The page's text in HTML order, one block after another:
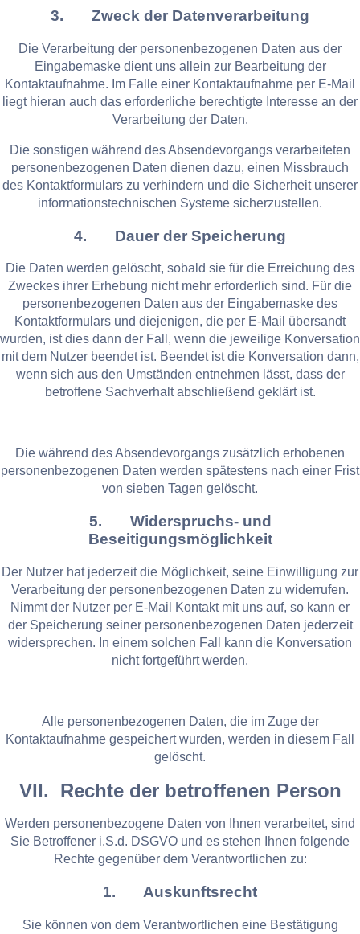
3. Zweck der Datenverarbeitung
Die Verarbeitung der personenbezogenen Daten aus der
Eingabemaske dient uns allein zur Bearbeitung der
Kontaktaufnahme. Im Falle einer Kontaktaufnahme per E-Mail
liegt hieran auch das erforderliche berechtigte Interesse an der
Verarbeitung der Daten.
Die sonstigen während des Absendevorgangs verarbeiteten
personenbezogenen Daten dienen dazu, einen Missbrauch
des Kontaktformulars zu verhindern und die Sicherheit unserer
informationstechnischen Systeme sicherzustellen.
4. Dauer der Speicherung
Die Daten werden gelöscht, sobald sie für die Erreichung des
Zweckes ihrer Erhebung nicht mehr erforderlich sind. Für die
personenbezogenen Daten aus der Eingabemaske des
Kontaktformulars und diejenigen, die per E-Mail übersandt
wurden, ist dies dann der Fall, wenn die jeweilige Konversation
mit dem Nutzer beendet ist. Beendet ist die Konversation dann,
wenn sich aus den Umständen entnehmen lässt, dass der
betroffene Sachverhalt abschließend geklärt ist.
Die während des Absendevorgangs zusätzlich erhobenen
personenbezogenen Daten werden spätestens nach einer Frist
von sieben Tagen gelöscht.
5. Widerspruchs- und
Beseitigungsmöglichkeit
Der Nutzer hat jederzeit die Möglichkeit, seine Einwilligung zur
Verarbeitung der personenbezogenen Daten zu widerrufen.
Nimmt der Nutzer per E-Mail Kontakt mit uns auf, so kann er
der Speicherung seiner personenbezogenen Daten jederzeit
widersprechen. In einem solchen Fall kann die Konversation
nicht fortgeführt werden.
Alle personenbezogenen Daten, die im Zuge der
Kontaktaufnahme gespeichert wurden, werden in diesem Fall
gelöscht.
VII. Rechte der betroffenen Person
Werden personenbezogene Daten von Ihnen verarbeitet, sind
Sie Betroffener i.S.d. DSGVO und es stehen Ihnen folgende
Rechte gegenüber dem Verantwortlichen zu:
1. Auskunftsrecht
Sie können von dem Verantwortlichen eine Bestätigung